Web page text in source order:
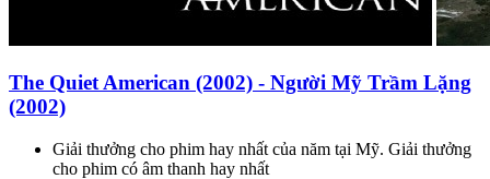
The Quiet American (2002) - Người Mỹ Trầm Lặng
(2002)
Giải thưởng cho phim hay nhất của năm tại Mỹ. Giải thưởng
cho phim có âm thanh hay nhất